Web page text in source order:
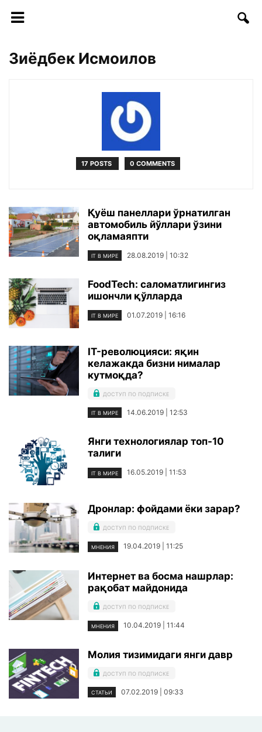
Зиёдбек Исмоилов
17 POSTS 0 COMMENTS
Қуёш панеллари ўрнатилган
автомобиль йўллари ўзини
оқламаяпти
IT В МИРЕ 28.08.2019 | 10:32
FoodTech: саломатлигингиз
ишончли қўлларда
IT В МИРЕ 01.07.2019 | 16:16
IT-революцияси: яқин
келажакда бизни нималар
кутмоқда?
ДОСТУП ПО ПОДПИСКЕ
IT В МИРЕ 14.06.2019 | 12:53
Янги технологиялар топ-10
талиги
IT В МИРЕ 16.05.2019 | 11:53
Дронлар: фойдами ёки зарар?
ДОСТУП ПО ПОДПИСКЕ
МНЕНИЯ 19.04.2019 | 11:25
Интернет ва босма нашрлар:
рақобат майдонида
ДОСТУП ПО ПОДПИСКЕ
МНЕНИЯ 10.04.2019 | 11:44
Молия тизимидаги янги давр
ДОСТУП ПО ПОДПИСКЕ
СТАТЬИ 07.02.2019 | 09:33